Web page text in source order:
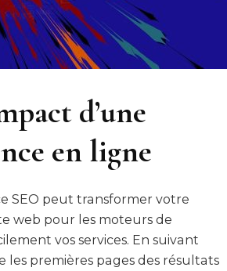
d’une
en ligne
SEO peut transformer votre
web pour les moteurs de
vos services. En suivant
les premières pages des résultats